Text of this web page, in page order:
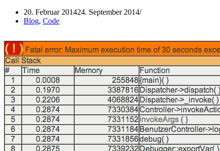
20. Februar 201424. September 2014
Blog, Code